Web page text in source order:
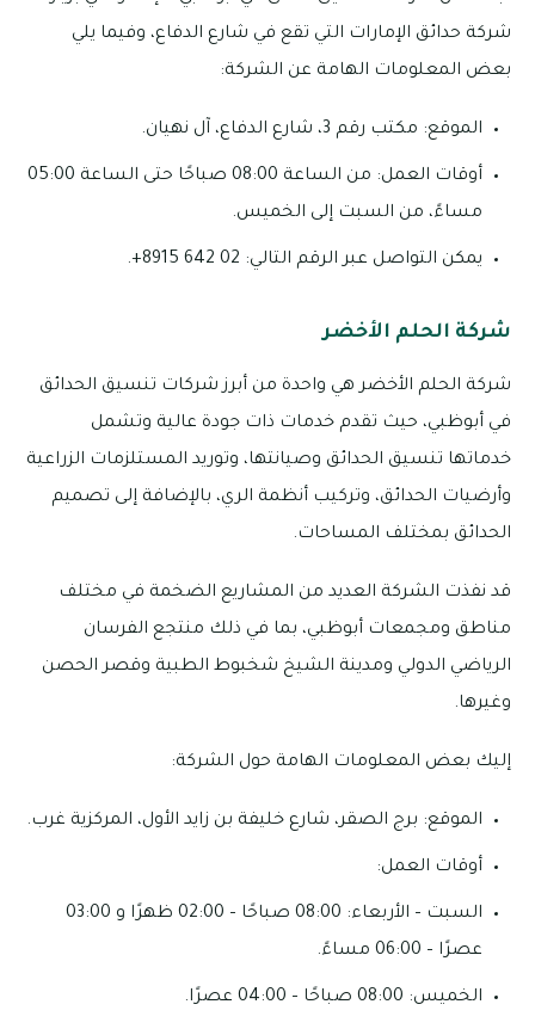
شركة حدائق الإمارات التي تقع في شارع الدفاع، وفيما يلي
بعض المعلومات الهامة عن الشركة:
الموقع: مكتب رقم 3، شارع الدفاع، آل نهيان.
أوقات العمل: من الساعة 08:00 صباحًا حتى الساعة 05:00
مساءً، من السبت إلى الخميس.
يمكن التواصل عبر الرقم التالي: 02 642 8915+.
شركة الحلم الأخضر
شركة الحلم الأخضر هي واحدة من أبرز شركات تنسيق الحدائق
في أبوظبي، حيث تقدم خدمات ذات جودة عالية وتشمل
خدماتها تنسيق الحدائق وصيانتها، وتوريد المستلزمات الزراعية
وأرضيات الحدائق، وتركيب أنظمة الري، بالإضافة إلى تصميم
الحدائق بمختلف المساحات.
قد نفذت الشركة العديد من المشاريع الضخمة في مختلف
مناطق ومجمعات أبوظبي، بما في ذلك منتجع الفرسان
الرياضي الدولي ومدينة الشيخ شخبوط الطبية وقصر الحصن
وغيرها.
إليك بعض المعلومات الهامة حول الشركة:
الموقع: برج الصقر، شارع خليفة بن زايد الأول، المركزية غرب.
أوقات العمل:
السبت – الأربعاء: 08:00 صباحًا – 02:00 ظهرًا و 03:00
عصرًا – 06:00 مساءً.
الخميس: 08:00 صباحًا – 04:00 عصرًا.